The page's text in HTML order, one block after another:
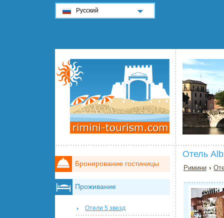
Отель
Римини ›
Бронирование гостиницы
Проживание
Отели 5 звезд
Русский